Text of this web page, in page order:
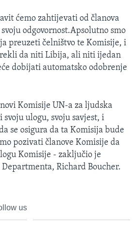
ćemo zahtijevati od članova
odgovornost.Apsolutno smo
preuzeti čelništvo te Komisije, i
da niti Libija, ali niti ijedan
dobijati automatsko odobrenje
Komisije UN-a za ljudska
ulogu, svoju savjest, i
se osigura da ta Komisija bude
pozivati članove Komisije da
Komisije - zaključio je
Richard Boucher.
us